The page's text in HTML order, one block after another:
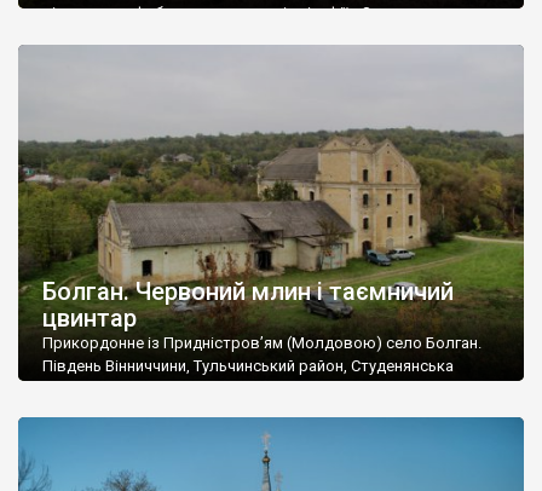
віднести до фабричних, польські епітафії… Загалом цвинтар
Болган. Червоний млин і таємничий
цвинтар
Прикордонне із Придністров’ям (Молдовою) село Болган.
Південь Вінниччини, Тульчинський район, Студенянська
старовинний цвинтар із кам’яними хрестами. Всі епітафії, які
збереглися, написані кирилицею, церковнослов’янською
мовою. За всіма традиційними ознаками – цвинтар